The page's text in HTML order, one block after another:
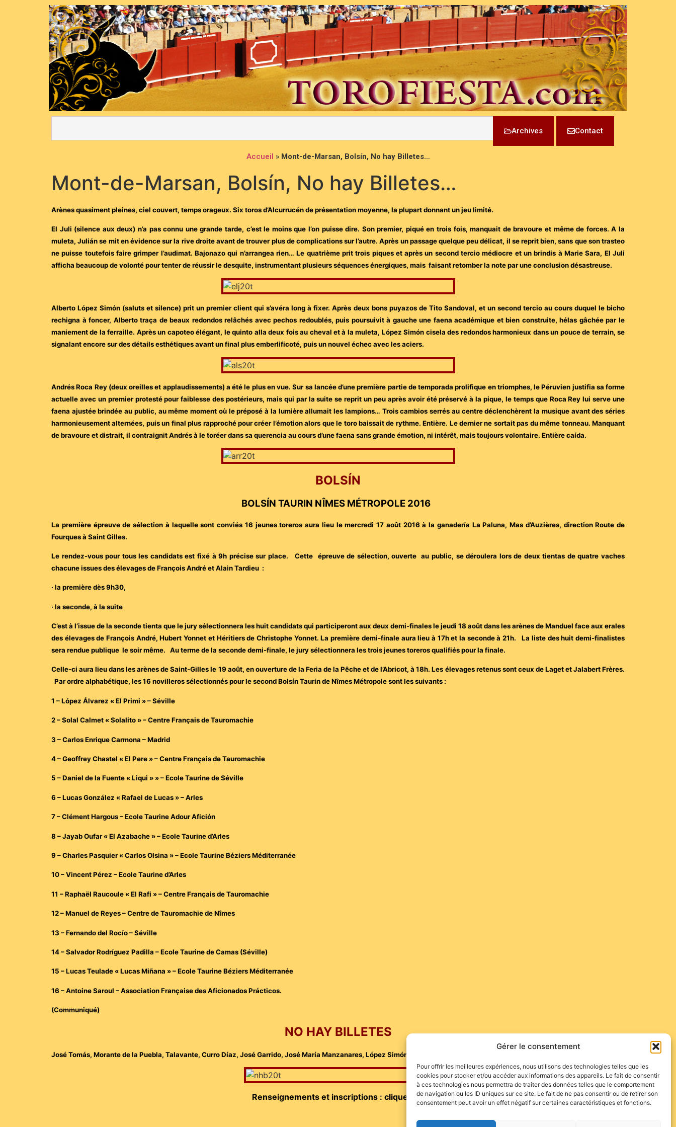
Gérer le consentement
Pour offrir les meilleures expériences, nous utilisons des technologies telles que les
cookies pour stocker et/ou accéder aux informations des appareils. Le fait de consentir
à ces technologies nous permettra de traiter des données telles que le comportement
de navigation ou les ID uniques sur ce site. Le fait de ne pas consentir ou de retirer son
consentement peut avoir un effet négatif sur certaines caractéristiques et fonctions.
Archives Contact
Accueil » Mont-de-Marsan, Bolsín, No hay Billetes…
Mont-de-Marsan, Bolsín, No hay Billetes…
Arènes quasiment pleines, ciel couvert, temps orageux. Six toros d’Alcurrucén de présentation moyenne, la plupart donnant un jeu limité.
El Juli (silence aux deux) n’a pas connu une grande tarde, c’est le moins que l’on puisse dire. Son premier, piqué en trois fois, manquait de bravoure et même de forces. A la
muleta, Julián se mit en évidence sur la rive droite avant de trouver plus de complications sur l’autre. Après un passage quelque peu délicat, il se reprit bien, sans que son trasteo
ne puisse toutefois faire grimper l’audimat. Bajonazo qui n’arrangea rien… Le quatrième prit trois piques et après un second tercio médiocre et un brindis à Marie Sara, El Juli
afficha beaucoup de volonté pour tenter de réussir le desquite, instrumentant plusieurs séquences énergiques, mais faisant retomber la note par une conclusion désastreuse.
Alberto López Simón (saluts et silence) prit un premier client qui s’avéra long à fixer. Après deux bons puyazos de Tito Sandoval, et un second tercio au cours duquel le bicho
rechigna à foncer, Alberto traça de beaux redondos relâchés avec pechos redoublés, puis poursuivit à gauche une faena académique et bien construite, hélas gâchée par le
maniement de la ferraille. Après un capoteo élégant, le quinto alla deux fois au cheval et à la muleta, López Simón cisela des redondos harmonieux dans un pouce de terrain, se
signalant encore sur des détails esthétiques avant un final plus emberlificoté, puis un nouvel échec avec les aciers.
Andrés Roca Rey (deux oreilles et applaudissements) a été le plus en vue. Sur sa lancée d’une première partie de temporada prolifique en triomphes, le Péruvien justifia sa forme
actuelle avec un premier protesté pour faiblesse des postérieurs, mais qui par la suite se reprit un peu après avoir été préservé à la pique, le temps que Roca Rey lui serve une
faena ajustée brindée au public, au même moment où le préposé à la lumière allumait les lampions… Trois cambios serrés au centre déclenchèrent la musique avant des séries
harmonieusement alternées, puis un final plus rapproché pour créer l’émotion alors que le toro baissait de rythme. Entière. Le dernier ne sortait pas du même tonneau. Manquant
de bravoure et distrait, il contraignit Andrés à le toréer dans sa querencia au cours d’une faena sans grande émotion, ni intérêt, mais toujours volontaire. Entière caída.
BOLSÍN
BOLSÍN TAURIN NÎMES MÉTROPOLE 2016
La première épreuve de sélection à laquelle sont conviés 16 jeunes toreros aura lieu le mercredi 17 août 2016 à la ganadería La Paluna, Mas d’Auzières, direction Route de
Fourques à Saint Gilles.
Le rendez-vous pour tous les candidats est fixé à 9h précise sur place. Cette épreuve de sélection, ouverte au public, se déroulera lors de deux tientas de quatre vaches
chacune issues des élevages de François André et Alain Tardieu :
· la première dès 9h30,
· la seconde, à la suite
C’est à l’issue de la seconde tienta que le jury sélectionnera les huit candidats qui participeront aux deux demi-finales le jeudi 18 août dans les arènes de Manduel face aux erales
des élevages de François André, Hubert Yonnet et Héritiers de Christophe Yonnet. La première demi-finale aura lieu à 17h et la seconde à 21h. La liste des huit demi-finalistes
sera rendue publique le soir même. Au terme de la seconde demi-finale, le jury sélectionnera les trois jeunes toreros qualifiés pour la finale.
Celle-ci aura lieu dans les arènes de Saint-Gilles le 19 août, en ouverture de la Feria de la Pêche et de l’Abricot, à 18h. Les élevages retenus sont ceux de Laget et Jalabert Frères.
Par ordre alphabétique, les 16 novilleros sélectionnés pour le second Bolsín Taurin de Nîmes Métropole sont les suivants :
1 – López Álvarez « El Primi » – Séville
2 – Solal Calmet « Solalito » – Centre Français de Tauromachie
3 – Carlos Enrique Carmona – Madrid
4 – Geoffrey Chastel « El Pere » – Centre Français de Tauromachie
5 – Daniel de la Fuente « Liqui » » – Ecole Taurine de Séville
6 – Lucas González « Rafael de Lucas » – Arles
7 – Clément Hargous – Ecole Taurine Adour Afición
8 – Jayab Oufar « El Azabache » – Ecole Taurine d’Arles
9 – Charles Pasquier « Carlos Olsina » – Ecole Taurine Béziers Méditerranée
10 – Vincent Pérez – Ecole Taurine d’Arles
11 – Raphaël Raucoule « El Rafi » – Centre Français de Tauromachie
12 – Manuel de Reyes – Centre de Tauromachie de Nîmes
13 – Fernando del Rocío – Séville
14 – Salvador Rodríguez Padilla – Ecole Taurine de Camas (Séville)
15 – Lucas Teulade « Lucas Miñana » – Ecole Taurine Béziers Méditerranée
16 – Antoine Saroul – Association Française des Aficionados Prácticos.
(Communiqué)
NO HAY BILLETES
José Tomás, Morante de la Puebla, Talavante, Curro Díaz, José Garrido, José María Manzanares, López Simón, Sébastien Castella et Roca Rey seront à Valladolid ! Et vous ?…
Renseignements et inscriptions : cliquez ICI